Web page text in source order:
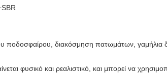
διακόσμηση πατωμάτων, γαμήλια
φυσικό και ρεαλιστικό, και μπορεί να